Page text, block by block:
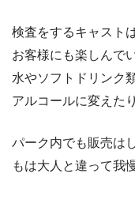
検査をするキャスト
お客様にも楽しんで
水やソフトドリンク
アルコールに変えた
パーク内でも販売は
もは大人と違って我